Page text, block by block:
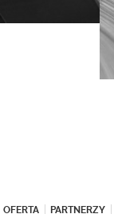
OFERTA PARTNERZY